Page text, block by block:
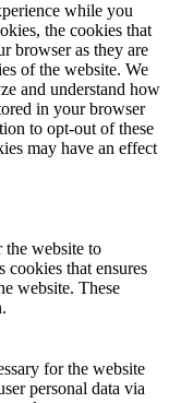
while you
the cookies that
browser as they are
of the website. We
and understand how
in your browser
to opt-out of these
may have an effect
the website to
that ensures
website. These
for the website
personal data via